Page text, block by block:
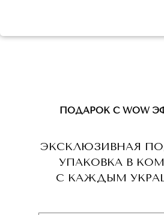
ЭКСКЛЮЗИВНАЯ
УПАКОВКА В
С КАЖДЫМ
ПОДАРОК С WOW